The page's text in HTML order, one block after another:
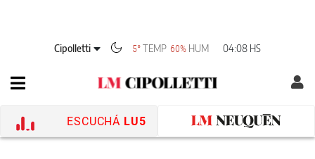
Cipolletti 5°TEMP 60% HUM 04:08 HS
ESCUCHÁ LU5